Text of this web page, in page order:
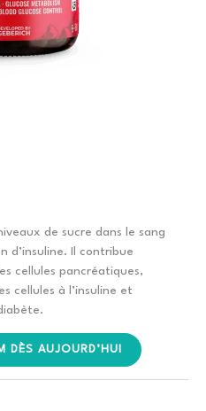
de sucre dans le sang
d’insuline. Il contribue
cellules pancréatiques,
cellules à l’insuline et
DÈS AUJOURD’HUI